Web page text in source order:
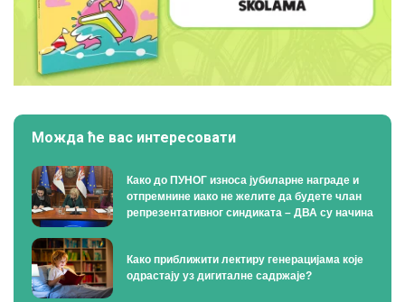
Можда ће вас интересовати
Како до ПУНОГ износа јубиларне награде и
отпремнине иако не желите да будете члан
репрезентативног синдиката – ДВА су начина
Како приближити лектиру генерацијама које
одрастају уз дигиталне садржаје?